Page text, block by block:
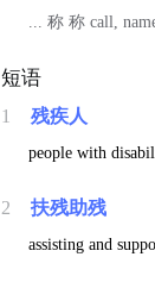
... 称 称 call,
短语
1 残疾人
people with
2 扶残助残
assisting and